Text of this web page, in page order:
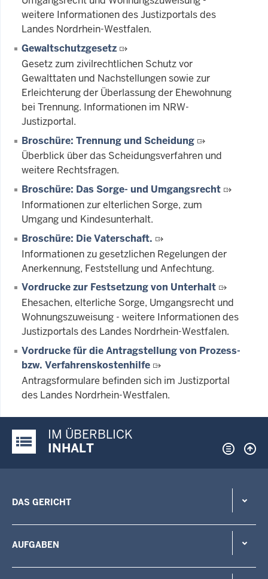
weitere Informationen des Justizportals des
Landes Nordrhein-Westfalen.
Gewaltschutzgesetz
Gesetz zum zivilrechtlichen Schutz vor
Gewalttaten und Nachstellungen sowie zur
Erleichterung der Überlassung der Ehewohnung
bei Trennung. Informationen im NRW-
Justizportal.
Broschüre: Trennung und Scheidung
Überblick über das Scheidungsverfahren und
weitere Rechtsfragen.
Broschüre: Das Sorge- und Umgangsrecht
Informationen zur elterlichen Sorge, zum
Umgang und Kindesunterhalt.
Broschüre: Die Vaterschaft.
Informationen zu gesetzlichen Regelungen der
Anerkennung, Feststellung und Anfechtung.
Vordrucke zur Festsetzung von Unterhalt
Ehesachen, elterliche Sorge, Umgangsrecht und
Wohnungszuweisung - weitere Informationen des
Justizportals des Landes Nordrhein-Westfalen.
Vordrucke für die Antragstellung von Prozess-
bzw. Verfahrenskostenhilfe
Antragsformulare befinden sich im Justizportal
des Landes Nordrhein-Westfalen.
Justiz-Portal im Überblick:
IM ÜBERBLICK
INHALT
DAS GERICHT
AUFGABEN